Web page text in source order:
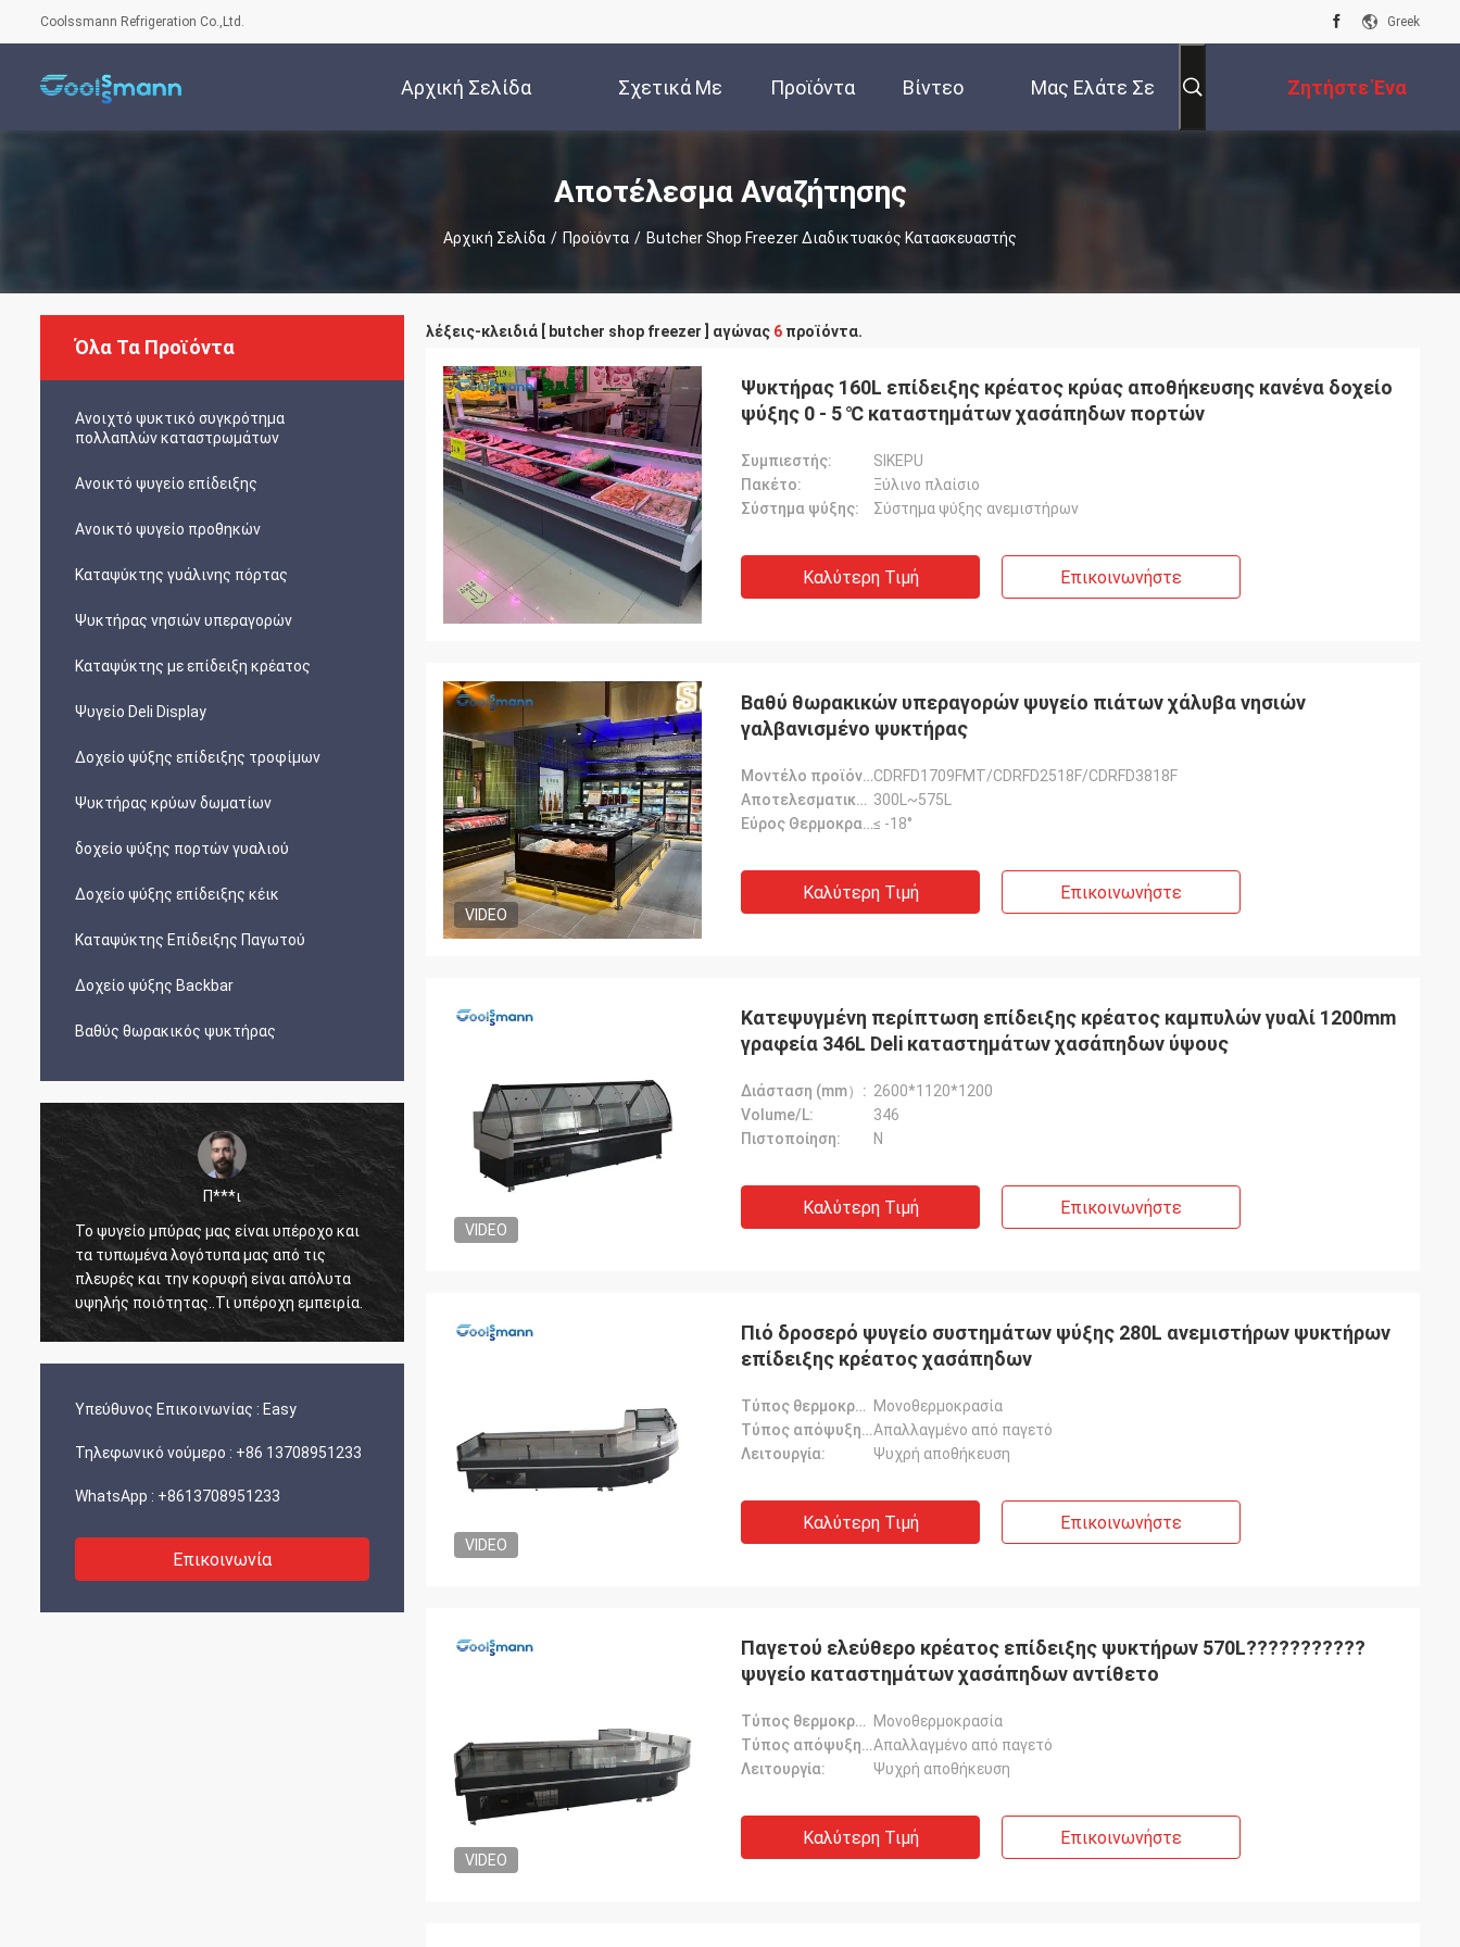
Coolssmann Refrigeration Co.,Ltd. Greek
Αρχική Σελίδα Σχετικά Με Προϊόντα Βίντεο Μας Ελάτε Σε Ζητήστε Ένα
Απόσπασμα
Αποτέλεσμα Αναζήτησης
Αρχική Σελίδα / Προϊόντα / Butcher Shop Freezer Διαδικτυακός Κατασκευαστής
Όλα Τα Προϊόντα
Ανοιχτό ψυκτικό συγκρότημα
πολλαπλών καταστρωμάτων
Ανοικτό ψυγείο επίδειξης
Ανοικτό ψυγείο προθηκών
Καταψύκτης γυάλινης πόρτας
Ψυκτήρας νησιών υπεραγορών
Καταψύκτης με επίδειξη κρέατος
Ψυγείο Deli Display
Δοχείο ψύξης επίδειξης τροφίμων
Ψυκτήρας κρύων δωματίων
δοχείο ψύξης πορτών γυαλιού
Δοχείο ψύξης επίδειξης κέικ
Καταψύκτης Επίδειξης Παγωτού
Δοχείο ψύξης Backbar
Βαθύς θωρακικός ψυκτήρας
Π***ι
Το ψυγείο μπύρας μας είναι υπέροχο και
τα τυπωμένα λογότυπα μας από τις
πλευρές και την κορυφή είναι απόλυτα
υψηλής ποιότητας..Τι υπέροχη εμπειρία.
Ο Άρνολντ είναι ευχάριστος συνεργάτης,
και έφτασαν καλά συσκευασμένα και
Υπεύθυνος Επικοινωνίας : Easy
Τηλεφωνικό νούμερο : +86 13708951233
WhatsApp : +8613708951233
Επικοινωνία
λέξεις-κλειδιά [ butcher shop freezer ] αγώνας 6 προϊόντα.
Ψυκτήρας 160L επίδειξης κρέατος κρύας αποθήκευσης κανένα δοχείο
ψύξης 0 - 5 ℃ καταστημάτων χασάπηδων πορτών
Συμπιεστής:
SIKEPU
Πακέτο:
Ξύλινο πλαίσιο
Σύστημα ψύξης:
Σύστημα ψύξης ανεμιστήρων
Καλύτερη Τιμή Επικοινωνήστε
VIDEO
Βαθύ θωρακικών υπεραγορών ψυγείο πιάτων χάλυβα νησιών
γαλβανισμένο ψυκτήρας
Μοντέλο προϊόντος:CDRFD1709FMT/CDRFD2518F/CDRFD3818F
Αποτελεσματικός όγκος: 300L~575L
Εύρος Θερμοκρασίας:≤ -18°
Καλύτερη Τιμή Επικοινωνήστε
VIDEO
Κατεψυγμένη περίπτωση επίδειξης κρέατος καμπυλών γυαλί 1200mm
γραφεία 346L Deli καταστημάτων χασάπηδων ύψους
Διάσταση (mm）: 2600*1120*1200
Volume/L:
346
Πιστοποίηση:
N
Καλύτερη Τιμή Επικοινωνήστε
VIDEO
Πιό δροσερό ψυγείο συστημάτων ψύξης 280L ανεμιστήρων ψυκτήρων
επίδειξης κρέατος χασάπηδων
Τύπος θερμοκρασίας:
Μονοθερμοκρασία
Τύπος απόψυξης:Απαλλαγμένο από παγετό
Λειτουργία:
Ψυχρή αποθήκευση
Καλύτερη Τιμή Επικοινωνήστε
VIDEO
Παγετού ελεύθερο κρέατος επίδειξης ψυκτήρων 570L???????????
ψυγείο καταστημάτων χασάπηδων αντίθετο
Τύπος θερμοκρασίας:
Μονοθερμοκρασία
Τύπος απόψυξης:Απαλλαγμένο από παγετό
Λειτουργία:
Ψυχρή αποθήκευση
Καλύτερη Τιμή Επικοινωνήστε